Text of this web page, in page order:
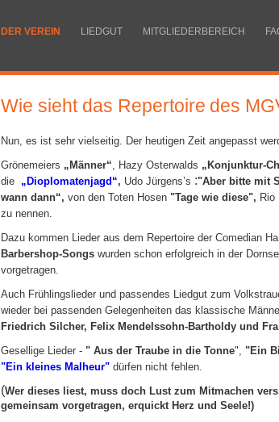
DER VEREIN LIEDGUT MITGLIEDERBEREICH
Wie sieht das Repertoire des
Nun, es ist sehr vielseitig. Der heutigen Zeit angepasst
Grönemeiers „Männer“, Hazy Osterwalds „Konjunktur-
die „Dioplomatenjagd“, Udo Jürgens’s :"Aber bitte mit
wann dann“, von den Toten Hosen "Tage wie diese", Rio
zu nennen.
Dazu kommen Lieder aus dem Repertoire der Comedian
Barbershop-Songs wurden schon erfolgreich in der
vorgetragen.
Auch Frühlingslieder und passendes Liedgut zum
wieder bei passenden Gelegenheiten das klassische
Friedrich Silcher, Felix Mendelssohn-Bartholdy und
Gesellige Lieder - " Aus der Traube in die Tonne", "Ein
"Ein kleines Malheur" dürfen nicht fehlen.
(Wer dieses liest, muss doch Lust zum Mitmachen
gemeinsam vorgetragen, erquickt Herz und Seele!)